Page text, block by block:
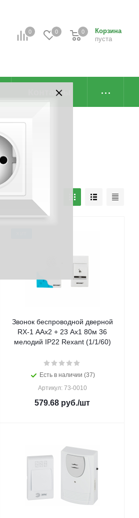
0 0
Корзина
пуста
0
Контакты
Звонок беспроводной дверной
RX-1 ААх2 + 23 Ах1 80м 36
мелодий IP22 Rexant (1/1/60)
Есть в наличии (37)
Артикул: 73-0010
579.68 руб./шт